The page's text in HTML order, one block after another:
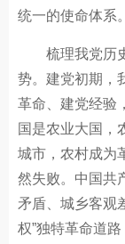
统一的使命体系。
梳理我党历史
势。建党初期，
革命、建党经验
国是农业大国，
城市，农村成为
然失败。中国共
矛盾、城乡客观
权”独特革命道